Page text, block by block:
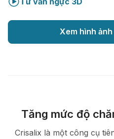
Xem hình
Tăng mức độ
Crisalix là một công cụ